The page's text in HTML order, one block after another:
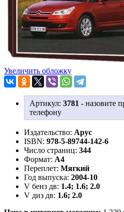
Увеличить обложку
Артикул: 3781 - назовите
телефону
Издательство: Арус
ISBN: 978-5-89744-142-6
Число страниц: 344
Формат: А4
Переплет: Мягкий
Год выпуска: 2004-10
V бенз дв: 1.4; 1.6; 2.0
V диз дв: 1.6; 2.0